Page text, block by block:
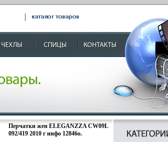
Перчатки жен ELEGANZZA CW09L
092/419 2010 г инфо 12846o.